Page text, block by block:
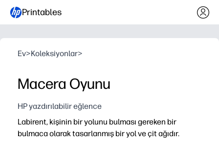
Printables
Ev>Koleksiyonlar>
Macera Oyunu
HP yazdırılabilir eğlence
Labirent, kişinin bir yolunu bulması gereken bir
bulmaca olarak tasarlanmış bir yol ve çit ağıdır.